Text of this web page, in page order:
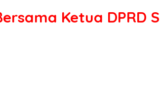
Ketua DPRD